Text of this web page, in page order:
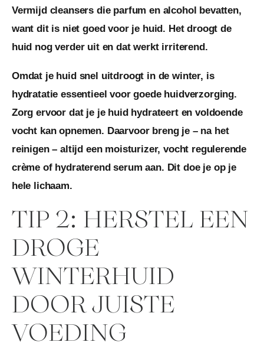
Vermijd cleansers die parfum en alcohol bevatten,
want dit is niet goed voor je huid. Het droogt de
huid nog verder uit en dat werkt irriterend.
Omdat je huid snel uitdroogt in de winter, is
hydratatie essentieel voor goede huidverzorging.
Zorg ervoor dat je je huid hydrateert en voldoende
vocht kan opnemen. Daarvoor breng je – na het
reinigen – altijd een moisturizer, vocht regulerende
crème of hydraterend serum aan. Dit doe je op je
hele lichaam.
TIP 2: HERSTEL EEN
DROGE
WINTERHUID
DOOR JUISTE
VOEDING